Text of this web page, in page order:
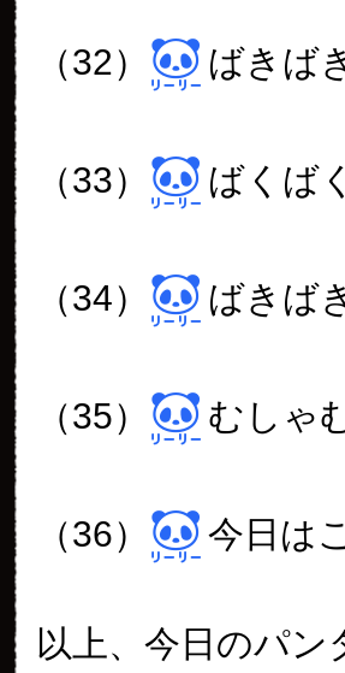
（32） ばきば
（33） ばくばく
（34） ばきば
（35） むしゃ
（36） 今日は
以上、今日のパン